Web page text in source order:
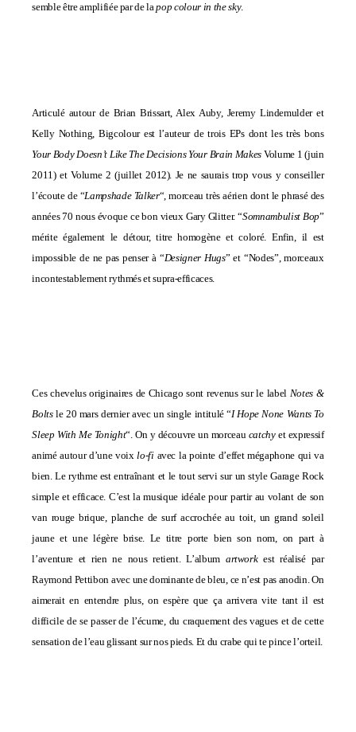
semble être amplifiée par de lapop colour in the sky.
Articulé autour de Brian Brissart, Alex Auby, Jeremy Lindemulder et
Kelly Nothing, Bigcolour est l’auteur de trois EPs dont les très bons
Your Body Doesn’t Like The Decisions Your Brain Makes Volume 1 (juin
2011) et Volume 2 (juillet 2012). Je ne saurais trop vous y conseiller
l’écoute de “Lampshade Talker“, morceau très aérien dont le phrasé des
années 70 nous évoque ce bon vieux Gary Glitter. “Somnambulist Bop”
mérite également le détour, titre homogène et coloré. Enfin, il est
impossible de ne pas penser à “Designer Hugs” et “Nodes”, morceaux
incontestablement rythmés et supra-efficaces.
Ces chevelus originaires de Chicago sont revenus sur le label Notes &
Boltsle 20 mars dernier avec un single intitulé “I Hope None Wants To
Sleep With Me Tonight“. On y découvre un morceau catchyet expressif
animé autour d’une voixlo-fi avec la pointe d’effet mégaphone qui va
bien. Le rythme est entraînant et le tout servi sur un style Garage Rock
simple et efficace. C’est la musique idéale pour partir au volant de son
van rouge brique, planche de surf accrochée au toit, un grand soleil
jaune et une légère brise. Le titre porte bien son nom, on part à
l’aventure et rien ne nous retient. L’album artworkest réalisé par
Raymond Pettibon avec une dominante de bleu, ce n’est pas anodin. On
aimerait en entendre plus, on espère que ça arrivera vite tant il est
difficile de se passer de l’écume, du craquement des vagues et de cette
sensation de l’eau glissant sur nos pieds. Et du crabe qui te pince l’orteil.